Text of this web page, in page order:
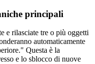
principali
e rilasciate tre o più oggetti
automaticamente
Questa è la
e lo sblocco di nuove